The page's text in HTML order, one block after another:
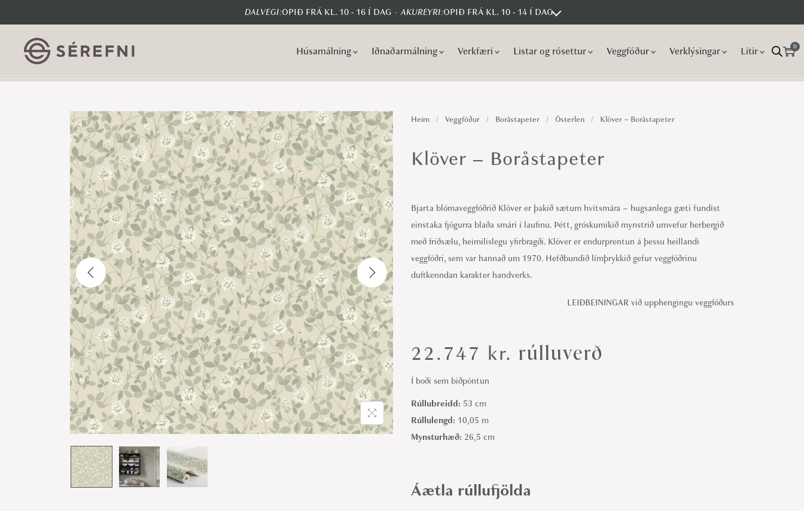
DALVEGI:OPIÐ FRÁ KL. 10 - 16 Í DAG AKUREYRI:OPIÐ FRÁ KL. 10 - 14 Í DAG
Húsamálning Iðnaðarmálning Verkfæri Listar og rósettur Veggfóður Verklýsingar Litir 0
Klöver – Boråstapeter
Heim / Veggfóður / Boråstapeter / Österlen / Klöver – Boråstapeter
22.747 kr. rúlluverð
Bjarta blómaveggfóðrið Klöver er þakið sætum hvítsmára – hugsanlega gæti fundist
einstaka fjögurra blaða smári í laufinu. Þétt, gróskumikið mynstrið umvefur herbergið
með friðsælu, heimilislegu yfirbragði. Klöver er endurprentun á þessu heillandi
veggfóðri, sem var hannað um 1970. Hefðbundið límþrykkið gefur veggfóðrinu
duftkenndan karakter handverks.
LEIÐBEININGAR við upphengingu veggfóðurs
Í boði sem biðpöntun
Rúllubreidd: 53 cm
Rúllulengd: 10,05 m
Mynsturhæð: 26,5 cm
Áætla rúllufjölda